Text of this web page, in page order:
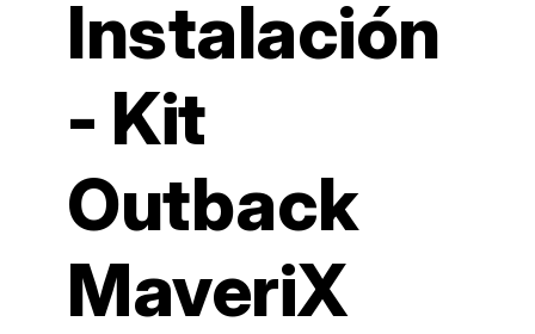
Instalación
- Kit
Outback
MaveriX